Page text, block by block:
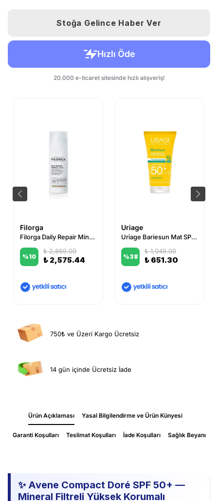
Stoğa Gelince Haber Ver
Filorga
Filorga Daily Repair Mineral UV 50 Daily Moisturizing Protective Fluid 50 ml
%10
₺ 2,869.00
₺ 2,575.44
Uriage
Uriage Bariesun Mat SPF50+ Protective Matte Fluid 50 ml
%38
₺ 1,049.00
₺ 651.30
750₺ ve Üzeri Kargo Ücretsiz
14 gün içinde Ücretsiz İade
Ürün Açıklaması Yasal Bilgilendirme ve Ürün Künyesi
Garanti Koşulları Teslimat Koşulları İade Koşulları Sağlık Beyanı
✨ Avene Compact Doré SPF 50+ —
Mineral Filtreli Yüksek Korumalı